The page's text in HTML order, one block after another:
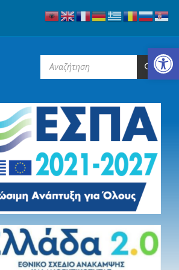
Ανοίξτε τη γραμμή εργαλείων